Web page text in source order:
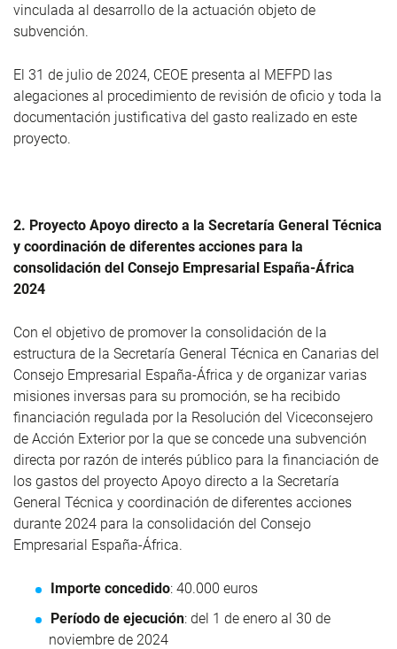
vinculada al desarrollo de la actuación objeto de
subvención.
El 31 de julio de 2024, CEOE presenta al MEFPD las
alegaciones al procedimiento de revisión de oficio y toda la
documentación justificativa del gasto realizado en este
proyecto.
2. Proyecto Apoyo directo a la Secretaría General Técnica
y coordinación de diferentes acciones para la
consolidación del Consejo Empresarial España-África
2024
Con el objetivo de promover la consolidación de la
estructura de la Secretaría General Técnica en Canarias del
Consejo Empresarial España-África y de organizar varias
misiones inversas para su promoción, se ha recibido
financiación regulada por la Resolución del Viceconsejero
de Acción Exterior por la que se concede una subvención
directa por razón de interés público para la financiación de
los gastos del proyecto Apoyo directo a la Secretaría
General Técnica y coordinación de diferentes acciones
durante 2024 para la consolidación del Consejo
Empresarial España-África.
Importe concedido: 40.000 euros
Período de ejecución: del 1 de enero al 30 de
noviembre de 2024